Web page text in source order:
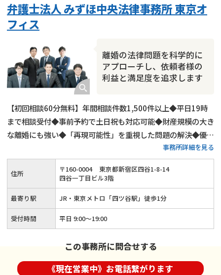
財産分与
内縁の夫婦 熟年離婚
離婚の法律問題を科学的に
アプローチし、依頼者様の
利益と満足度を追求します
弁護士法人 みずほ中央法律事務所 東京オ
フィス
【初回相談60分無料】年間相談件数1,500件以上◆平日19時
まで相談受付◆事前予約で土日祝も対応可能◆財産規模の大き
な離婚にも強い◆「再現可能性」を重視した問題の解決◆優し
事務所詳細を見る
住所 〒160-0004
東京都新宿区四谷1-8-14
四谷一丁目ビル3階
最寄り駅 JR・東京メトロ「四ツ谷駅」徒歩1分
受付時間 平日 9:00～19:00
この事務所に問合せする
《現在営業中》お電話繋がります